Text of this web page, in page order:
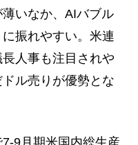
いなか、AIバブル
振れやすい。米連
人事も注目されや
ル売りが優勢とな